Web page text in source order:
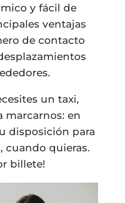
y fácil de
ventajas
de contacto
un taxi,
marcarnos: en
disposición para
cuando quieras.
billete!